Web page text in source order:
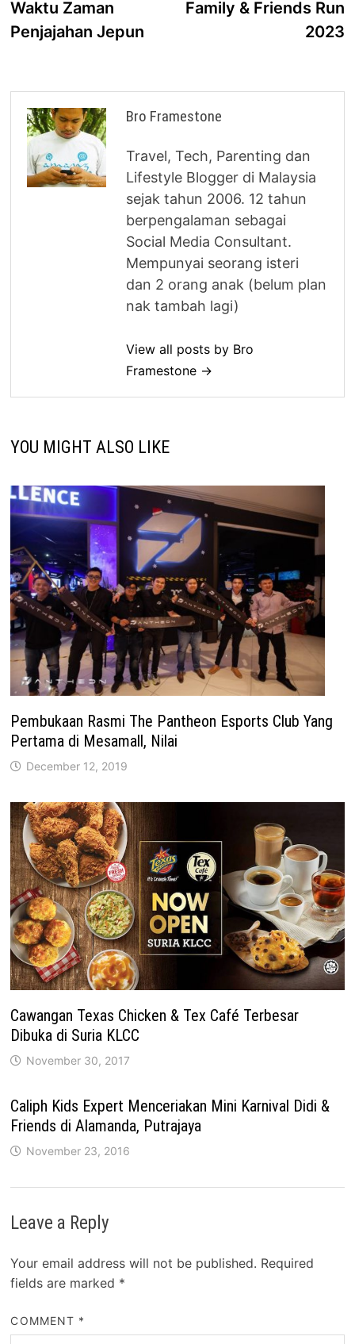
Waktu Zaman
Penjajahan Jepun
Family & Friends Run
2023
Bro Framestone
Travel, Tech, Parenting dan
Lifestyle Blogger di Malaysia
sejak tahun 2006. 12 tahun
berpengalaman sebagai
Social Media Consultant.
Mempunyai seorang isteri
dan 2 orang anak (belum plan
nak tambah lagi)
View all posts by Bro
Framestone →
YOU MIGHT ALSO LIKE
Pembukaan Rasmi The Pantheon Esports Club Yang
Pertama di Mesamall, Nilai
December 12, 2019
Cawangan Texas Chicken & Tex Café Terbesar
Dibuka di Suria KLCC
November 30, 2017
Caliph Kids Expert Menceriakan Mini Karnival Didi &
Friends di Alamanda, Putrajaya
November 23, 2016
Leave a Reply
Your email address will not be published. Required
fields are marked *
COMMENT *